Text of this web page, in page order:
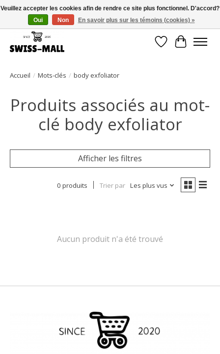
Livraison gratuite dès CHF 250 – livrée avec soin et fiabilité
Liste dePanier
Accueil / Mots-clés / body exfoliator
Produits associés au mot-
clé body exfoliator
Afficher les filtres
0 produits Trier par Les plus vus
Aucun produit n'a été trouvé
Veuillez accepter les cookies afin de rendre ce site plus fonctionnel. D'accord?
Oui
Non En savoir plus sur les témoins (cookies) »